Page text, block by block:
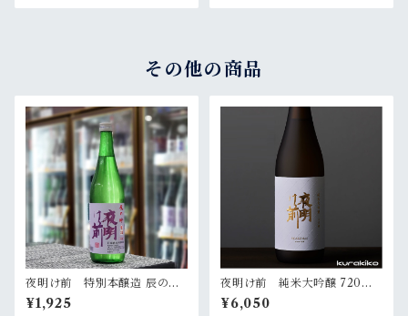
その他の商品
夜明け前 特別本醸造 辰の吟
生酒 720ml
¥1,925
夜明け前 純米大吟醸 720ml
（箱入）
¥6,050